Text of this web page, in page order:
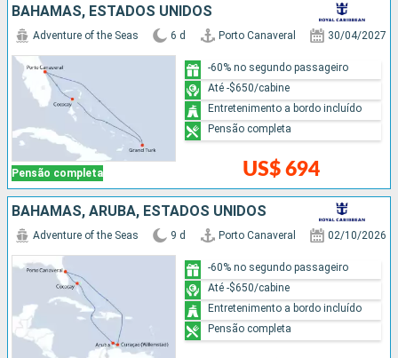
BAHAMAS, ESTADOS UNIDOS
Pensão completa
Adventure of the Seas 6 d Porto Canaveral 30/04/2027
US$ 694
-60% no segundo passageiro
Até -$650/cabine
Entretenimento a bordo incluído
Pensão completa
BAHAMAS, ARUBA, ESTADOS UNIDOS
Adventure of the Seas 9 d Porto Canaveral 02/10/2026
-60% no segundo passageiro
Até -$650/cabine
Entretenimento a bordo incluído
Pensão completa